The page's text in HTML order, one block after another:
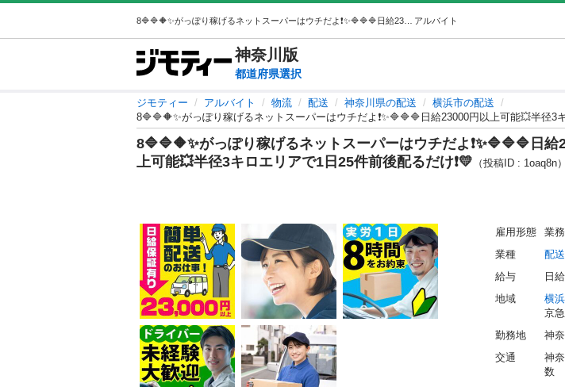
アルバイト
神奈川 版
都道府県選択
ジモティー アルバイト 物流 配送 神奈川県の配送
横浜市の配送
8🔷🔷🔶✨がっぽり稼げるネットスーパーはウチだよ❗️✨🔷🔷🔷日給23000円以上可能💥半径3
8🔷🔷🔶✨がっぽり稼げるネットスーパーはウチだよ❗️✨🔷🔷🔷日給
上可能💥半径3キロエリアで1日25件前後配るだけ❗️💛 （投稿ID : 1oaq8n）
雇用形態
業
業種
配送
給与
日
地域
横
京
勤務地
神
交通
神
数